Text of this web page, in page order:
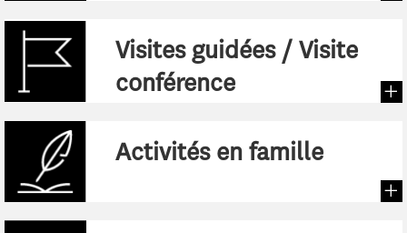
Visites guidées / Visite
conférence
Activités en famille